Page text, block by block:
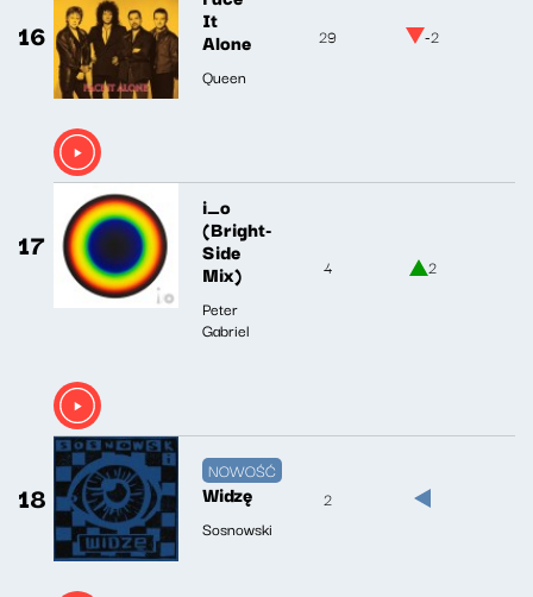
16 It
Alone
Queen
29 -2
17
i_o
(Bright-
Side
Mix)
Peter
Gabriel
4 2
18
NOWOŚĆ
Widzę
Sosnowski
2